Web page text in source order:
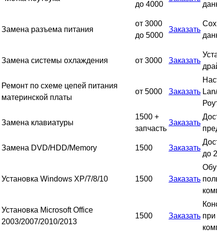
до 4000
Замена разъема питания
от 3000
до 5000
Заказать
Замена системы охлаждения от 3000 Заказать
Ремонт по схеме цепей питания
материнской платы
от 5000 Заказать
Замена клавиатуры
1500 +
запчасть
Заказать
Замена DVD/HDD/Memory 1500 Заказать
до
Установка Windows XP/7/8/10 1500 Заказать
Установка Microsoft Office
2003/2007/2010/2013
1500 Заказать при